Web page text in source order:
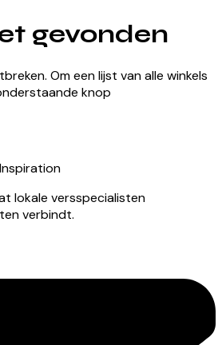
gevonden
Om een lijst van alle winkels
knop
lokale versspecialisten
verbindt.